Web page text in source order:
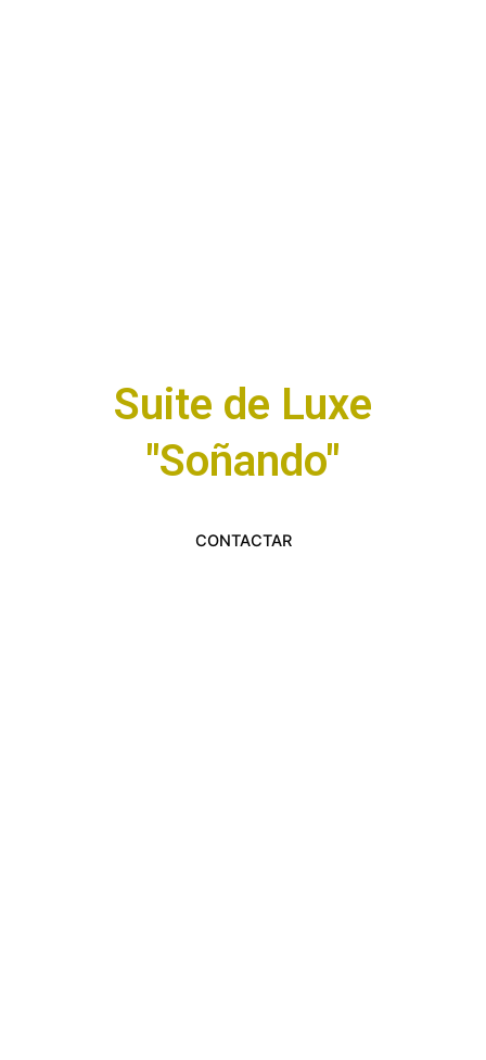
Suite de Luxe
"Soñando"
CONTACTAR